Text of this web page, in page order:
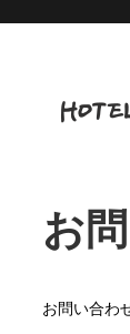
お
お問い合わ